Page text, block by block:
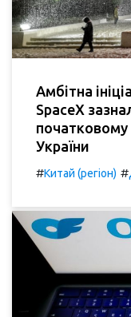
Амбітна
SpaceX
початковому
України
#Китай (регіон) #